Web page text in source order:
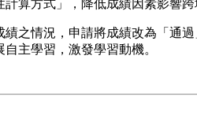
算方式」，降低成績因素影響
之情況，申請將成績改為「通
主學習，激發學習動機。